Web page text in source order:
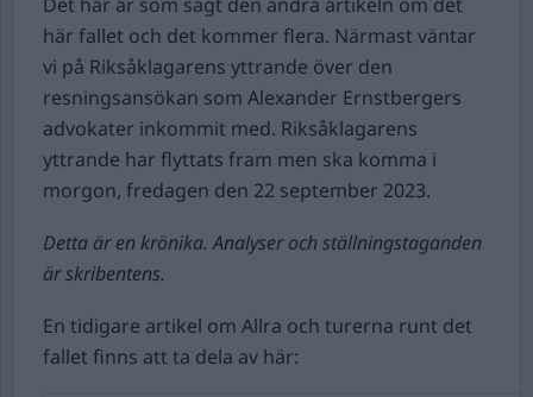
här fallet och det kommer flera. Närmast väntar
vi på Riksåklagarens yttrande över den
resningsansökan som Alexander Ernstbergers
advokater inkommit med. Riksåklagarens
yttrande har flyttats fram men ska komma i
morgon, fredagen den 22 september 2023.
Detta är en krönika. Analyser och ställningstaganden
är skribentens.
En tidigare artikel om Allra och turerna runt det
fallet finns att ta dela av här: